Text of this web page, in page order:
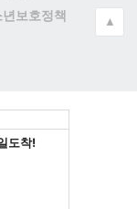
년보호정책
▲